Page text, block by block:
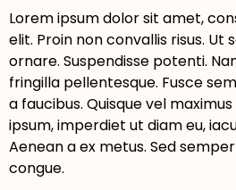
Lorem ipsum dolor sit amet,
elit. Proin non convallis risus. Ut
ornare. Suspendisse potenti.
fringilla pellentesque. Fusce
a faucibus. Quisque vel
ipsum, imperdiet ut diam eu,
Aenean a ex metus. Sed
congue.